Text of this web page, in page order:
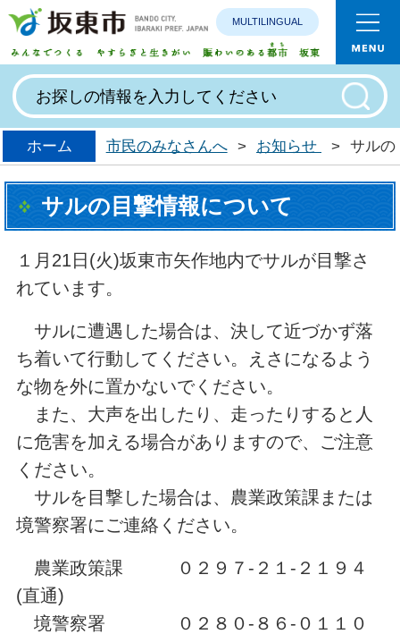
みんなで
MULTILINGUAL
ホーム 市民のみなさんへ > お知らせ > サルの
サルの目撃情報について
１月21日(火)坂東市矢作地内でサルが目撃さ
れています。
サルに遭遇した場合は、決して近づかず落
ち着いて行動してください。えさになるよう
な物を外に置かないでください。
また、大声を出したり、走ったりすると人
に危害を加える場合がありますので、ご注意
ください。
サルを目撃した場合は、農業政策課または
境警察署にご連絡ください。
農業政策課 ０２９７-２１-２１９４
(直通)
境警察署 ０２８０-８６-０１１０